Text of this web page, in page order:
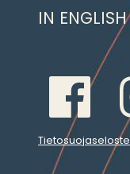
IN ENGLISH
Tietosuojaseloste